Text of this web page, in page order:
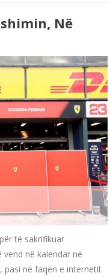
Në
të sakrifikuar
vend në kalendar në
pasi në faqen e internetit